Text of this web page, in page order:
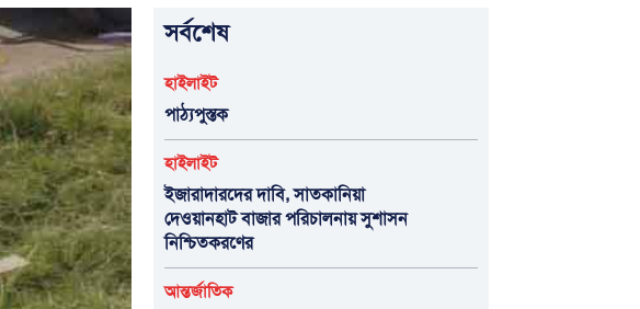
সর্বশেষ
হাইলাইট
পাঠ্যপুস্তক
হাইলাইট
ইজারাদারদের দাবি, সাতকানিয়া
দেওয়ানহাট বাজার পরিচালনায় সুশাসন
নিশ্চিতকরণের
আন্তর্জাতিক